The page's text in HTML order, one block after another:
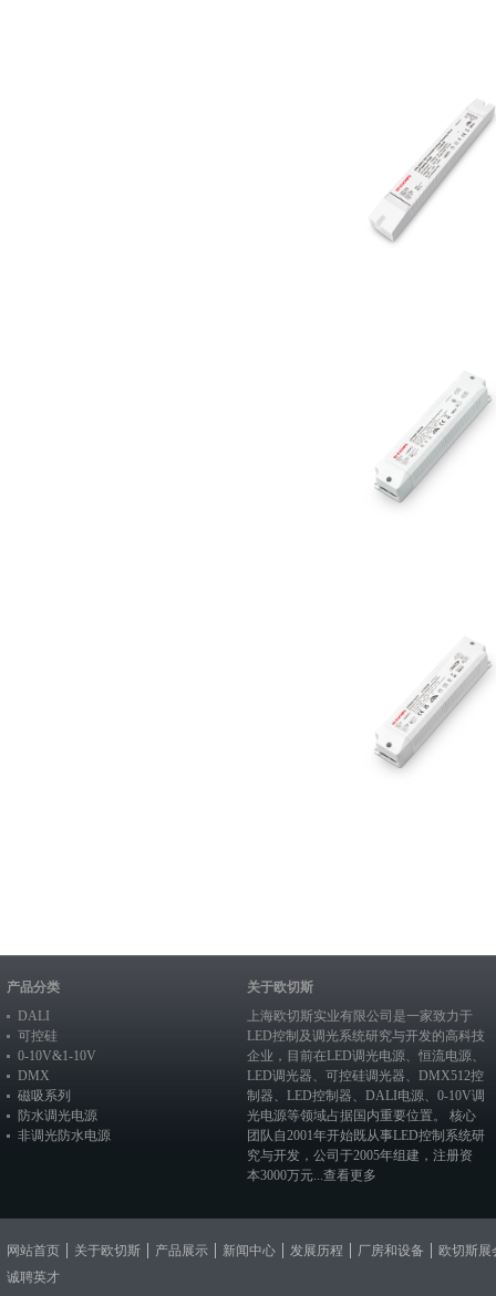
产品分类
DALI
可控硅
0-10V&1-10V
DMX
磁吸系列
防水调光电源
非调光防水电源
关于欧切斯
上海欧切斯实业有限公司是一家致力于
LED控制及调光系统研究与开发的高科技
企业，目前在LED调光电源、恒流电源、
LED调光器、 可控硅调光器、 DMX512控
制器、 LED控制器、 DALI电源、 0-10V调
光电源等领域占据国内重要位置。 核心
团队自2001年开始既从事LED控制系统研
究与开发，公司于2005年组建，注册资
本3000万元...查看更多
网站首页 关于欧切斯 产品展示 新闻中心 发展历程 厂房和设备
欧切斯展
诚聘英才